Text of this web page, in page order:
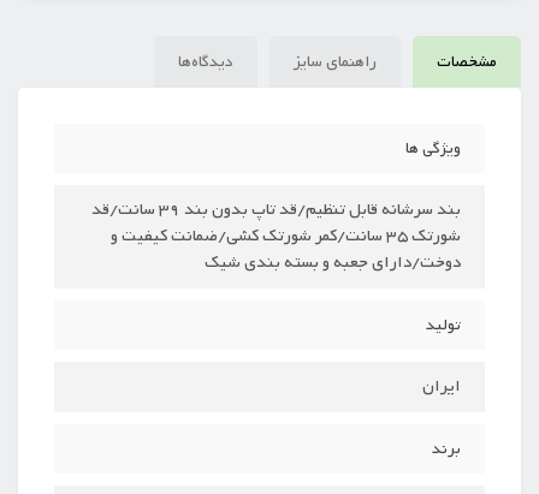
مشخصات راهنمای سایز دیدگاه‌ها
ویژگی ها
بند سرشانه قابل تنظیم/قد تاپ بدون بند 39 سانت/قد
شورتک 35 سانت/کمر شورتک کشی/ضمانت کیفیت و
دوخت/دارای جعبه و بسته بندی شیک
تولید
ایران
برند